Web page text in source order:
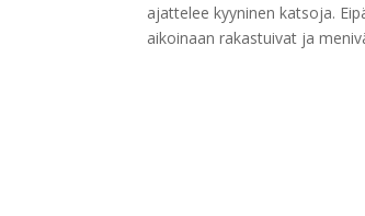
ajattelee kyyninen katsoja.
aikoinaan rakastuivat ja